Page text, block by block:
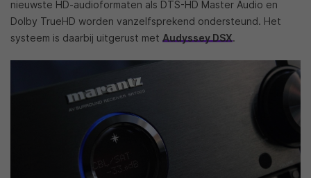
nieuwste HD-audioformaten als DTS-HD Master Audio en
Dolby TrueHD worden vanzelfsprekend ondersteund. Het
systeem is daarbij uitgerust met Audyssey DSX.